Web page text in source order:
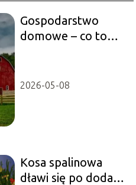
Gospodarstwo
domowe – co to
2026-05-08
Kosa spalinowa
dławi się po dodaniu